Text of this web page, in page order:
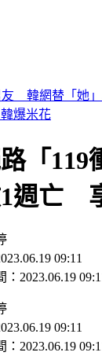
路 陸委會曝
韓爆米花
「119
週亡
09:11
2023.06.19
09:11
： 2023.06.19